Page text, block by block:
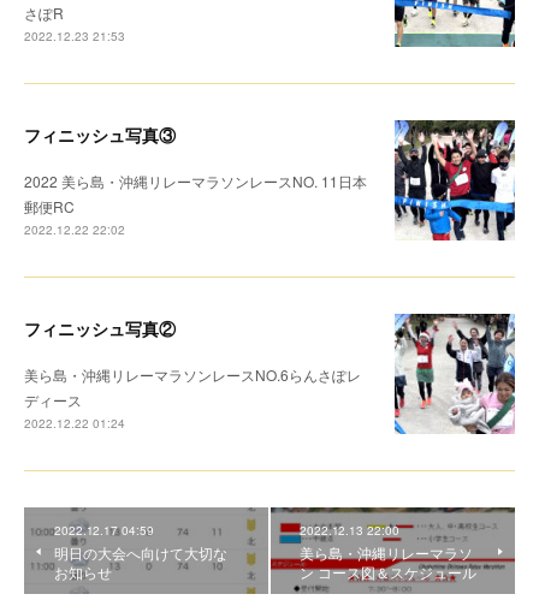
さぽR
2022.12.23 21:53
フィニッシュ写真③
2022 美ら島・沖縄リレーマラソンレースNO. 11日本
郵便RC
2022.12.22 22:02
フィニッシュ写真②
美ら島・沖縄リレーマラソンレースNO.6らんさぽレ
ディース
2022.12.22 01:24
2022.12.17 04:59
明日の大会へ向けて大切な
お知らせ
2022.12.13 22:00
美ら島・沖縄リレーマラソ
ン コース図＆スケジュール